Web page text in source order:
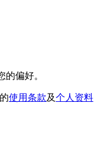
的偏好。
使用条款及个人资料